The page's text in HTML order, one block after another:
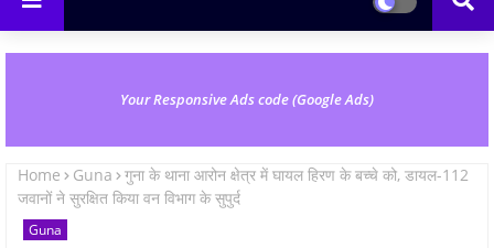
Your Responsive Ads code (Google Ads)
Home Guna
गुना के थाना आरोन क्षेत्र में घायल हिरण के बच्चे को, डायल-112
जवानों ने सुरक्षित किया वन विभाग के सुपुर्द
Guna